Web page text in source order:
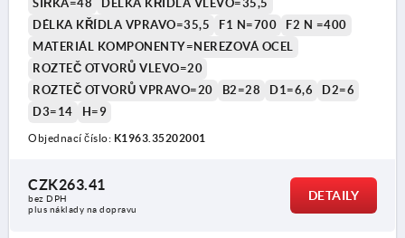
ŠÍŘKA=48
DÉLKA KŘÍDLA VLEVO=35,5
DÉLKA KŘÍDLA VPRAVO=35,5
F1 N=700
F2 N =400
MATERIÁL KOMPONENTY=NEREZOVÁ OCEL
ROZTEČ OTVORŮ VLEVO=20
ROZTEČ OTVORŮ VPRAVO=20
B2=28 D1=6,6
D2=6
D3=14
H=9
Objednací číslo: K1963.35202001
CZK263.41
bez DPH
plus náklady na dopravu
DETAILY